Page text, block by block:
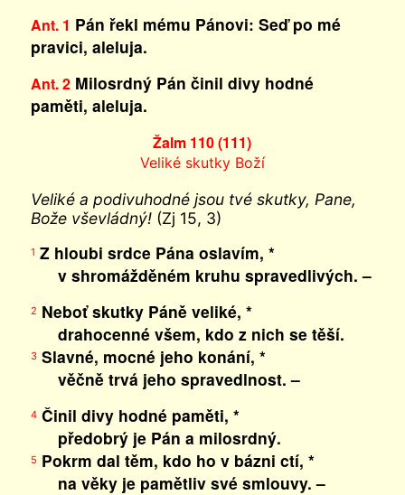
Ant. 1 Pán řekl mému Pánovi: Seď po mé
pravici, aleluja.
Ant. 2Milosrdný Pán činil divy hodné
paměti, aleluja.
Žalm 110 (111)
Veliké skutky Boží
Veliké a podivuhodné jsou tvé skutky, Pane,
Bože vševládný!(Zj 15, 3)
1 Z hloubi srdce Pána oslavím, *
v shromážděném kruhu spravedlivých. –
2 Neboť skutky Páně veliké, *
drahocenné všem, kdo z nich se těší.
3Slavné, mocné jeho konání, *
věčně trvá jeho spravedlnost. –
4Činil divy hodné paměti, *
předobrý je Pán a milosrdný.
5 Pokrm dal těm, kdo ho v bázni ctí, *
na věky je pamětliv své smlouvy. –